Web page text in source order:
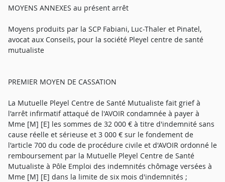
MOYENS ANNEXES au présent arrêt
Moyens produits par la SCP Fabiani, Luc-Thaler et Pinatel,
avocat aux Conseils, pour la société Pleyel centre de santé
mutualiste
PREMIER MOYEN DE CASSATION
La Mutuelle Pleyel Centre de Santé Mutualiste fait grief à
l'arrêt infirmatif attaqué de l'AVOIR condamnée à payer à
Mme [M] [E] les sommes de 32 000 € à titre d'indemnité sans
cause réelle et sérieuse et 3 000 € sur le fondement de
l'article 700 du code de procédure civile et d'AVOIR ordonné le
remboursement par la Mutuelle Pleyel Centre de Santé
Mutualiste à Pôle Emploi des indemnités chômage versées à
Mme [M] [E] dans la limite de six mois d'indemnités ;